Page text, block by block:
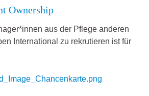
Ownership
aus der Pflege anderen
International zu rekrutieren ist für